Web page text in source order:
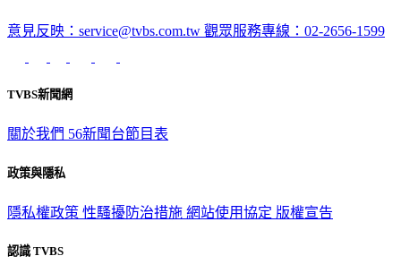
意見反映：service@tvbs.com.tw 觀眾服務專線：02-2656-1599
TVBS新聞網
關於我們 56新聞台節目表
政策與隱私
隱私權政策 性騷擾防治措施 網站使用協定 版權宣告
認識 TVBS